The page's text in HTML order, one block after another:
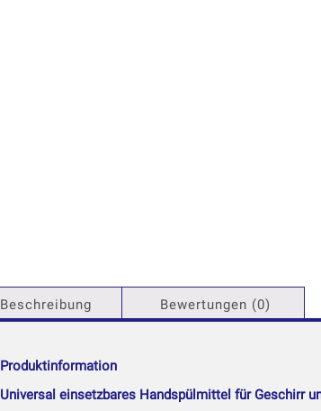
Beschreibung Bewertungen (0)
Produktinformation
Universal einsetzbares Handspülmittel für Geschirr